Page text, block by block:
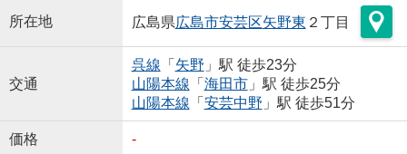
所在地 広島県広島市安芸区矢野東 ２丁目
交通
呉線 「 矢野 」駅 徒歩23分
山陽本線 「 海田市」駅 徒歩25分
山陽本線 「 安芸中野 」駅 徒歩51分
価格 -